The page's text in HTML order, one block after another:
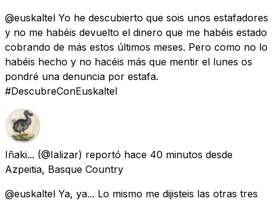
@euskaltel Yo he descubierto que sois unos estafadores
y no me habéis devuelto el dinero que me habéis estado
cobrando de más estos últimos meses. Pero como no lo
habéis hecho y no hacéis más que mentir el lunes os
pondré una denuncia por estafa.
#DescubreConEuskaltel
Iñaki... (@Ializar) reportó hace 40 minutos desde
Azpeitia, Basque Country
@euskaltel Ya, ya... Lo mismo me dijisteis las otras tres